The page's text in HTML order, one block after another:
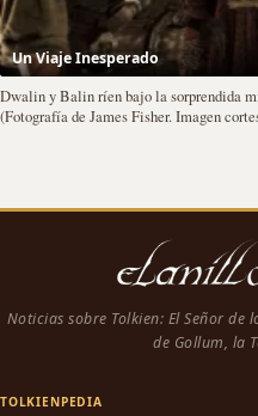
Un Viaje Inesperado
Dwalin y Balin ríen bajo la sorprendida
(Fotografía de James Fisher. Imagen
Noticias sobre Tolkien: El Señor de
de Gollum, la
TOLKIENPEDIA